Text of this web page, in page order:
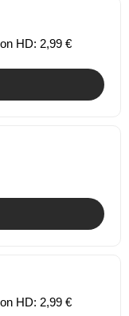
HD: 2,99 €
HD: 2,99 €